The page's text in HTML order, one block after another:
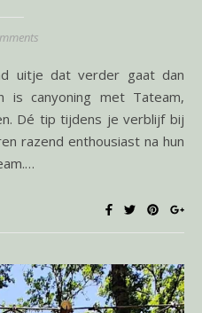
is canyoning met Tateam,
Dé tip tijdens je verblijf bij
razend enthousiast na hun